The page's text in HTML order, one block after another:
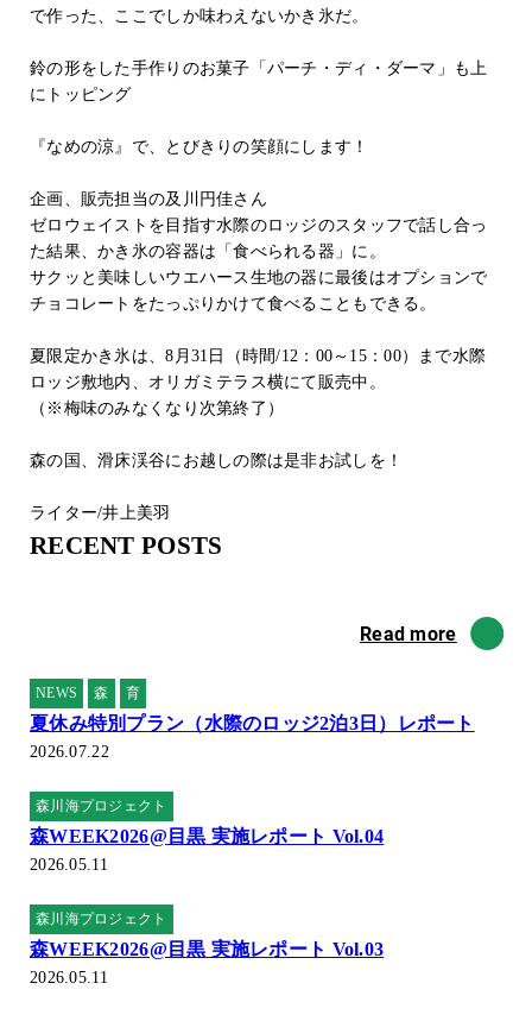
で作った、ここでしか味わえないかき氷だ。
鈴の形をした手作りのお菓子「パーチ・ディ・ダーマ」も上
にトッピング
『なめの涼』で、とびきりの笑顔にします！
企画、販売担当の及川円佳さん
ゼロウェイストを目指す水際のロッジのスタッフで話し合っ
た結果、かき氷の容器は「食べられる器」に。
サクッと美味しいウエハース生地の器に最後はオプションで
チョコレートをたっぷりかけて食べることもできる。
夏限定かき氷は、8月31日（時間/12：00～15：00）まで水際
ロッジ敷地内、オリガミテラス横にて販売中。
（※梅味のみなくなり次第終了）
森の国、滑床渓谷にお越しの際は是非お試しを！
ライター/井上美羽
RECENT POSTS
Read more
NEWS 森 育
夏休み特別プラン（水際のロッジ2泊3日）レポート
2026.07.22
森川海プロジェクト
森WEEK2026@目黒 実施レポート Vol.04
2026.05.11
森川海プロジェクト
森WEEK2026@目黒 実施レポート Vol.03
2026.05.11